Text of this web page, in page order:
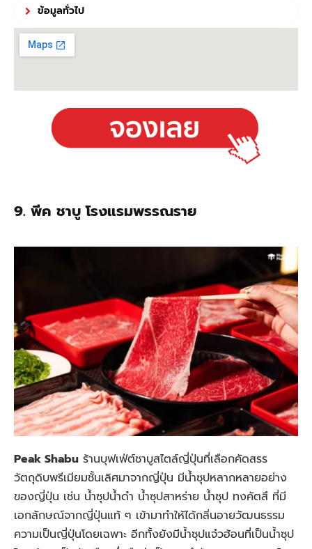
ข้อมูลทั่วไป
9. พีค ชาบู โรงแรมพรรณราย
Peak Shabu ร้านบุฟเฟ่ต์ชาบูสไตล์ญี่ปุ่นที่เลือกคัดสรร
วัตถุดิบพรีเมียมชั้นเลิศมาจากญี่ปุ่น มีน้ำซุปหลากหลายอย่าง
ของญี่ปุ่น เช่น น้ำซุปน้ำดำ น้ำซุปสาหร่าย น้ำซุป ทงคัตสึ ที่มี
เอกลักษณ์จากญี่ปุ่นแท้ ๆ เข้ามาทำให้ได้กลิ่นอายวัฒนธรรม
ความเป็นญี่ปุ่นโดยเฉพาะ อีกทั้งยังมีน้ำซุปแจ๋วฮ้อนที่เป็นน้ำซุป